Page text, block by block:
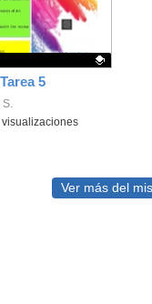
5
Ver más del